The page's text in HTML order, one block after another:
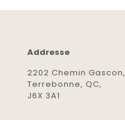
Addresse
2202 Chemin Gascon,
Terrebonne, QC,
J6X 3A1